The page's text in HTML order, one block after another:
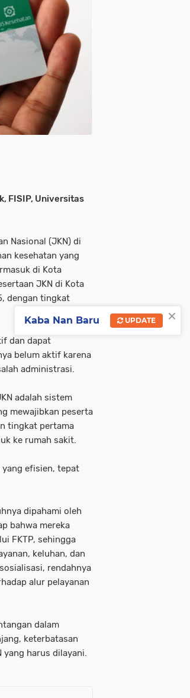
FISIP, Universitas
Nasional (JKN) di
kesehatan yang
di Kota
JKN di Kota
dengan tingkat
dan dapat
belum aktif karena
administrasi.
adalah sistem
mewajibkan peserta
tingkat pertama
ke rumah sakit.
efisien, tepat
dipahami oleh
bahwa mereka
FKTP, sehingga
keluhan, dan
rendahnya
alur pelayanan
dalam
keterbatasan
yang harus dilayani.
×
Kaba Nan Baru UPDATE